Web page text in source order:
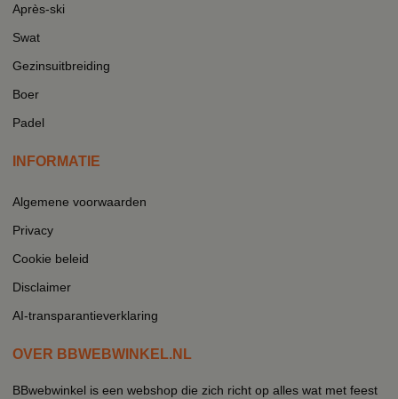
Après-ski
Swat
Gezinsuitbreiding
Boer
Padel
INFORMATIE
Algemene voorwaarden
Privacy
Cookie beleid
Disclaimer
AI-transparantieverklaring
OVER BBWEBWINKEL.NL
BBwebwinkel is een webshop die zich richt op alles wat met feest